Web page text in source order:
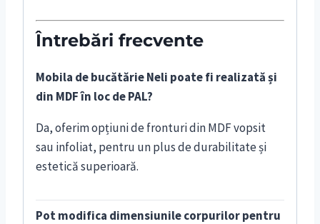
Întrebări frecvente
Mobila de bucătărie Neli poate fi realizată și
din MDF în loc de PAL?
Da, oferim opțiuni de fronturi din MDF vopsit
sau infoliat, pentru un plus de durabilitate și
estetică superioară.
Pot modifica dimensiunile corpurilor pentru